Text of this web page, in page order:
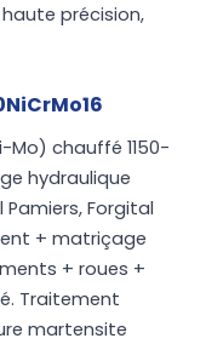
précision,
Mo) chauffé 1150-
hydraulique
Forgital
+ matriçage
+ roues +
Traitement
martensite